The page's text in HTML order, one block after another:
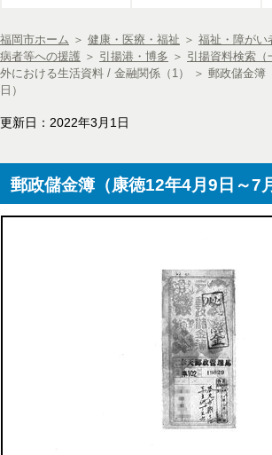
福岡市ホーム ＞ 健康・医療・福祉 ＞ 福祉・障がい
病者等への援護 ＞ 引揚港・博多 ＞ 引揚資料検索（
外における生活資料 / 金融関係（1）
＞ 郵政儲金簿
日）
更新日：2022年3月1日
郵政儲金簿（康徳12年4月9日～7